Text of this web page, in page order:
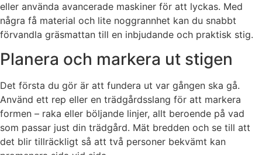
eller använda avancerade maskiner för att lyckas. Med
några få material och lite noggrannhet kan du snabbt
förvandla gräsmattan till en inbjudande och praktisk stig.
Planera och markera ut stigen
Det första du gör är att fundera ut var gången ska gå.
Använd ett rep eller en trädgårdsslang för att markera
formen – raka eller böljande linjer, allt beroende på vad
som passar just din trädgård. Mät bredden och se till att
det blir tillräckligt så att två personer bekvämt kan